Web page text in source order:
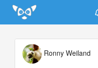
Update cookies preferences
Ronny Weiland